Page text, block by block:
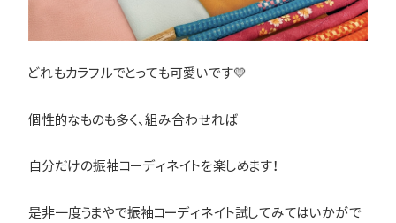
どれもカラフルでとっても可愛いです💛
個性的なものも多く、組み合わせれば
自分だけの振袖コーディネイトを楽しめます！
是非一度うまやで振袖コーディネイト試してみてはいかがで